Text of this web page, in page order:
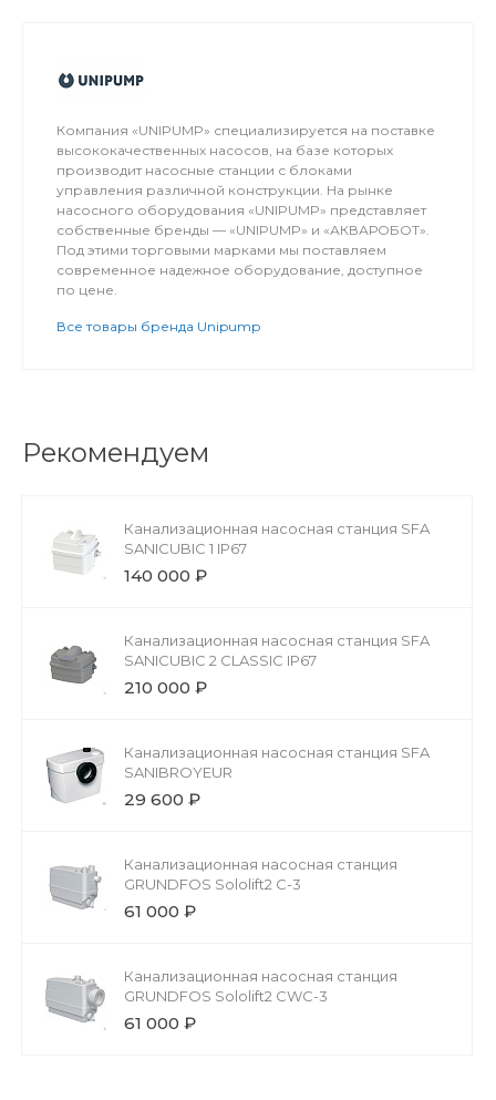
Компания «UNIPUMP» специализируется на поставке
высококачественных насосов, на базе которых
производит насосные станции с блоками
управления различной конструкции. На рынке
насосного оборудования «UNIPUMP» представляет
собственные бренды — «UNIPUMP» и «АКВАРОБОТ».
Под этими торговыми марками мы поставляем
современное надежное оборудование, доступное
по цене.
Все товары бренда Unipump
Рекомендуем
Канализационная насосная станция SFA
SANICUBIC 1 IP67
140 000 ₽
Канализационная насосная станция SFA
SANICUBIC 2 CLASSIC IP67
210 000 ₽
Канализационная насосная станция SFA
SANIBROYEUR
29 600 ₽
Канализационная насосная станция
GRUNDFOS Sololift2 C-3
61 000 ₽
Канализационная насосная станция
GRUNDFOS Sololift2 CWC-3
61 000 ₽